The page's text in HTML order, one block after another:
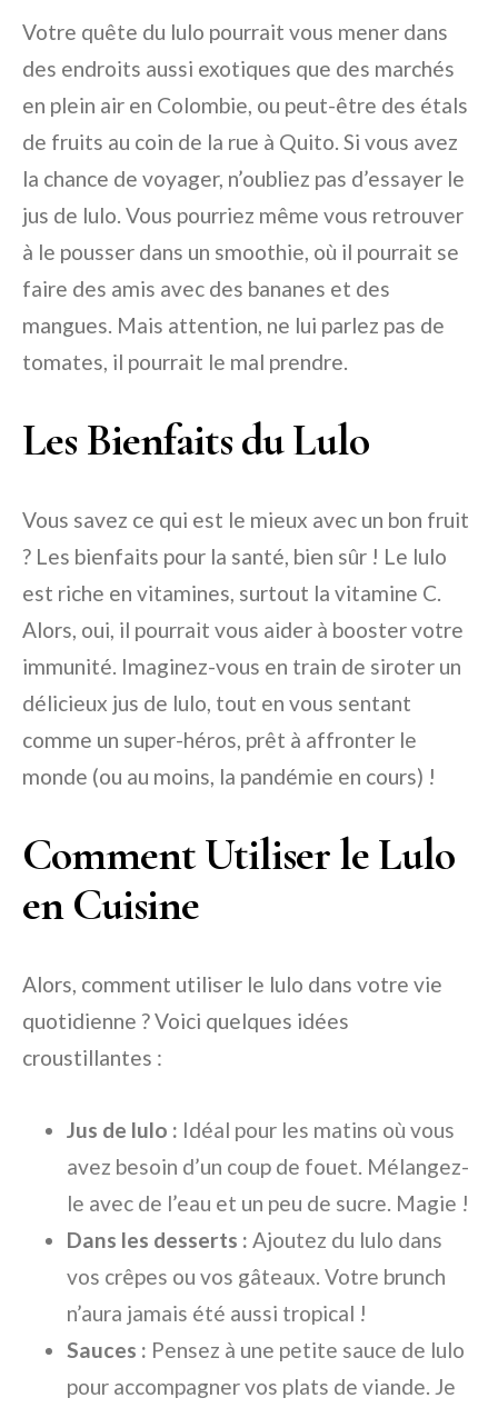
Votre quête du lulo pourrait vous mener dans
des endroits aussi exotiques que des marchés
en plein air en Colombie, ou peut-être des étals
de fruits au coin de la rue à Quito. Si vous avez
la chance de voyager, n’oubliez pas d’essayer le
jus de lulo. Vous pourriez même vous retrouver
à le pousser dans un smoothie, où il pourrait se
faire des amis avec des bananes et des
mangues. Mais attention, ne lui parlez pas de
tomates, il pourrait le mal prendre.
Les Bienfaits du Lulo
Vous savez ce qui est le mieux avec un bon fruit
? Les bienfaits pour la santé, bien sûr ! Le lulo
est riche en vitamines, surtout la vitamine C.
Alors, oui, il pourrait vous aider à booster votre
immunité. Imaginez-vous en train de siroter un
délicieux jus de lulo, tout en vous sentant
comme un super-héros, prêt à affronter le
monde (ou au moins, la pandémie en cours) !
Comment Utiliser le Lulo
en Cuisine
Alors, comment utiliser le lulo dans votre vie
quotidienne ? Voici quelques idées
croustillantes :
Jus de lulo : Idéal pour les matins où vous
avez besoin d’un coup de fouet. Mélangez-
le avec de l’eau et un peu de sucre. Magie !
Dans les desserts : Ajoutez du lulo dans
vos crêpes ou vos gâteaux. Votre brunch
n’aura jamais été aussi tropical !
Sauces : Pensez à une petite sauce de lulo
pour accompagner vos plats de viande. Je